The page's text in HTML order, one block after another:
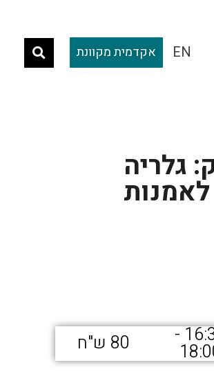
EN אקדמית מקוונת
גלריה
לאמנות
16:30 - 80 ש"ח